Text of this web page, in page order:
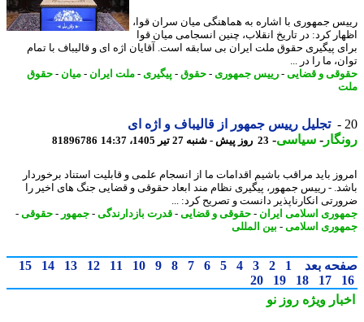
جمهوری با اشاره به هماهنگی میان سران قوا،
کرد: در تاریخ انقلاب، چنین انسجامی میان قوا
پیگیری حقوق ملت ایران بی سابقه است. آقایان اژه ای و قالیباف با تمام
ما را در ...
و قضایی-رییس جمهوری- حقوق-پیگیری- ملت ایران - میان-حقوق
تجلیل رییس جمهور از قالیباف و اژه ای
-سیاسی-23 روز پیش - شنبه 27 تیر 1405، 14:37 81896786
باید مراقب باشیم اقدامات ما از انسجام علمی و قابلیت استناد برخوردار
- رییس جمهور، پیگیری نظام مند ابعاد حقوقی و قضایی جنگ های اخیر را
انکارناپذیر دانست و تصریح کرد: ...
اسلامی ایران - حقوقی و قضایی-قدرت بازدارندگی-جمهور-حقوقی-
اسلامی-بین المللی
بعد 1
2
3
4
5
6
7
8
9
10
11
12
13
14
15
17
18
19
20
ویژهروز نو